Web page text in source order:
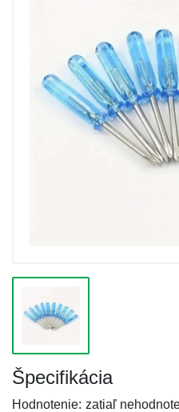
Špecifikácia
Hodnotenie: zatiaľ